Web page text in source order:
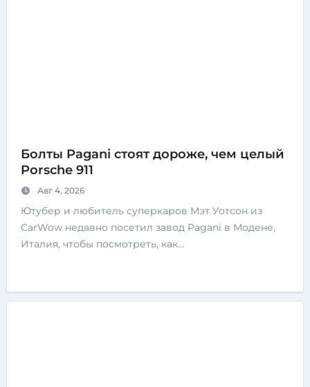
Болты Pagani стоят дороже, чем целый
Porsche 911
Авг 4, 2026
Ютубер и любитель суперкаров Мэт Уотсон из
CarWow недавно посетил завод Pagani в Модене,
Италия, чтобы посмотреть, как…